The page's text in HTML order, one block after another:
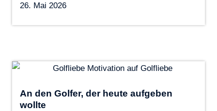
26. Mai 2026
An den Golfer, der heute aufgeben
wollte